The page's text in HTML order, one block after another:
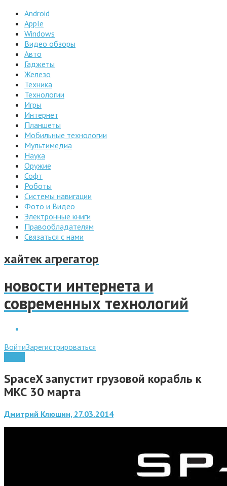
Android
Apple
Windows
Видео обзоры
Авто
Гаджеты
Железо
Техника
Технологии
Игры
Интернет
Планшеты
Мобильные технологии
Мультимедиа
Наука
Оружие
Софт
Роботы
Системы навигации
Фото и Видео
Электронные книги
Правообладателям
Связаться с нами
хайтек агрегатор
новости интернета и
современных технологий
ВойтиЗарегистрироваться
SpaceX запустит грузовой корабль к
МКС 30 марта
Дмитрий Клюшин, 27.03.2014